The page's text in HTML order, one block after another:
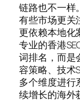
链路也不一样
有些市场更关
更依赖本地化
专业的香港
词排名，而是
容策略、技术
多个维度进行
续增长的海外